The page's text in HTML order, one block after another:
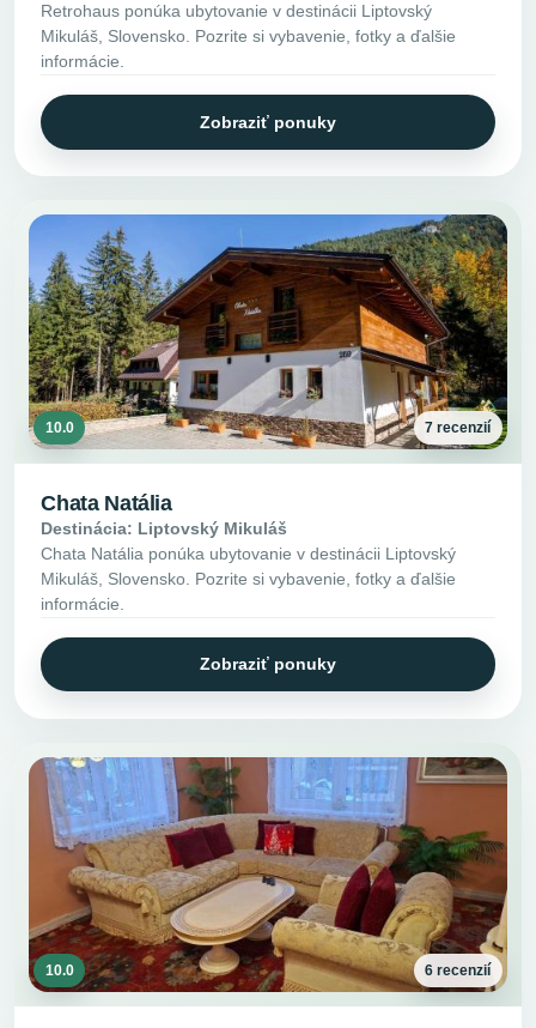
Retrohaus ponúka ubytovanie v destinácii Liptovský
Mikuláš, Slovensko. Pozrite si vybavenie, fotky a ďalšie
informácie.
Zobraziť ponuky
10.0 7 recenzií
Chata Natália
Destinácia: Liptovský Mikuláš
Chata Natália ponúka ubytovanie v destinácii Liptovský
Mikuláš, Slovensko. Pozrite si vybavenie, fotky a ďalšie
informácie.
Zobraziť ponuky
10.0 6 recenzií